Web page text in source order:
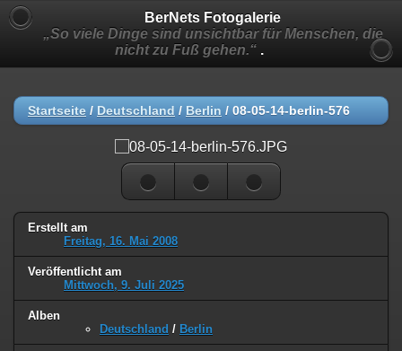
BerNets Fotogalerie
„So viele Dinge sind unsichtbar für Menschen, die
nicht zu Fuß gehen.“ .
Startseite / Deutschland / Berlin / 08-05-14-berlin-576
Erstellt am
Freitag, 16. Mai 2008
Veröffentlicht am
Mittwoch, 9. Juli 2025
Alben
Deutschland / Berlin